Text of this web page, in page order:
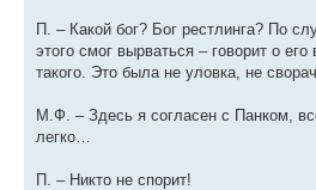
П. – Какой бог? Бог рестлинга? По
этого смог вырваться – говорит о
такого. Это была не уловка, не
М.Ф. – Здесь я согласен с Панком,
легко…
П. – Никто не спорит!